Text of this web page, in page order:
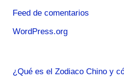
Feed de comentarios
WordPress.org
¿Qué es el Zodiaco Chino y